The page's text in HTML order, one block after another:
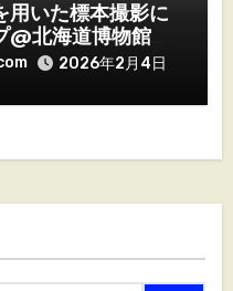
用いた標本撮影に
北海道博物館を
2026年2月4日